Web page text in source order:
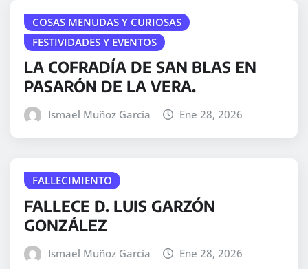
COSAS MENUDAS Y CURIOSAS
FESTIVIDADES Y EVENTOS
LA COFRADÍA DE SAN BLAS EN
PASARÓN DE LA VERA.
Ismael Muñoz Garcia Ene 28, 2026
FALLECIMIENTO
FALLECE D. LUIS GARZÓN
GONZÁLEZ
Ismael Muñoz Garcia Ene 28, 2026